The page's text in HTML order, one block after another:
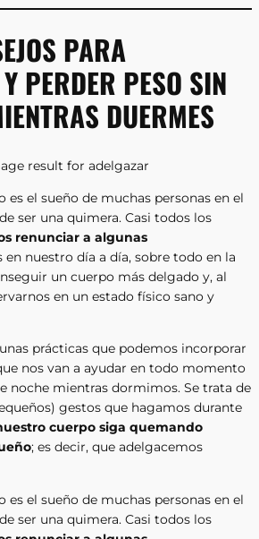
PARA
PERDER PESO SIN
DUERMES
es el sueño de muchas personas en el
ser una quimera. Casi todos los
renunciar a algunas
en nuestro día a día, sobre todo en la
un cuerpo más delgado y, al
en un estado físico sano y
prácticas que podemos incorporar
nos van a ayudar en todo momento
noche mientras dormimos. Se trata de
gestos que hagamos durante
cuerpo siga quemando
; es decir, que adelgacemos
es el sueño de muchas personas en el
ser una quimera. Casi todos los